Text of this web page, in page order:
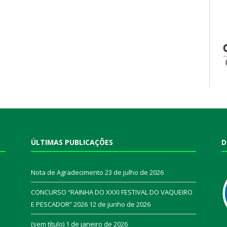
ÚLTIMAS PUBLICAÇÕES
Nota de Agradecimento 23 de julho de 2026
CONCURSO “RAINHA DO XXXI FESTIVAL DO VAQUEIRO
E PESCADOR” 2026 12 de junho de 2026
(sem título) 1 de janeiro de 2026